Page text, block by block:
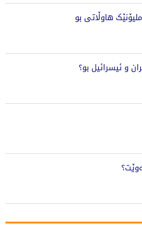
و ئیسرائیل بو؟